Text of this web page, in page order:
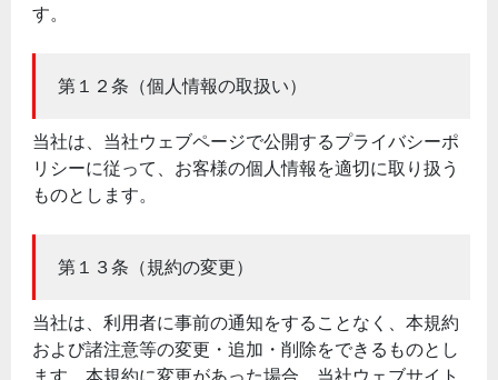
す。
第１２条（個人情報の取扱い）
当社は、当社ウェブページで公開するプライバシーポ
リシーに従って、お客様の個人情報を適切に取り扱う
ものとします。
第１３条（規約の変更）
当社は、利用者に事前の通知をすることなく、本規約
および諸注意等の変更・追加・削除をできるものとし